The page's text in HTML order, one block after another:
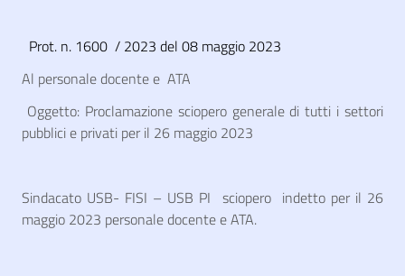
Prot. n. 1600 / 2023 del 08 maggio 2023
Al personale docente e ATA
Oggetto: Proclamazione sciopero generale di tutti i settori
pubblici e privati per il 26 maggio 2023
Sindacato USB- FISI – USB PI sciopero indetto per il 26
maggio 2023 personale docente e ATA.